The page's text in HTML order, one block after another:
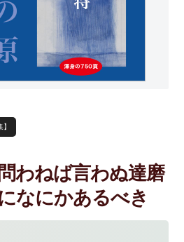
わねば言わぬ達磨
なにかあるべき